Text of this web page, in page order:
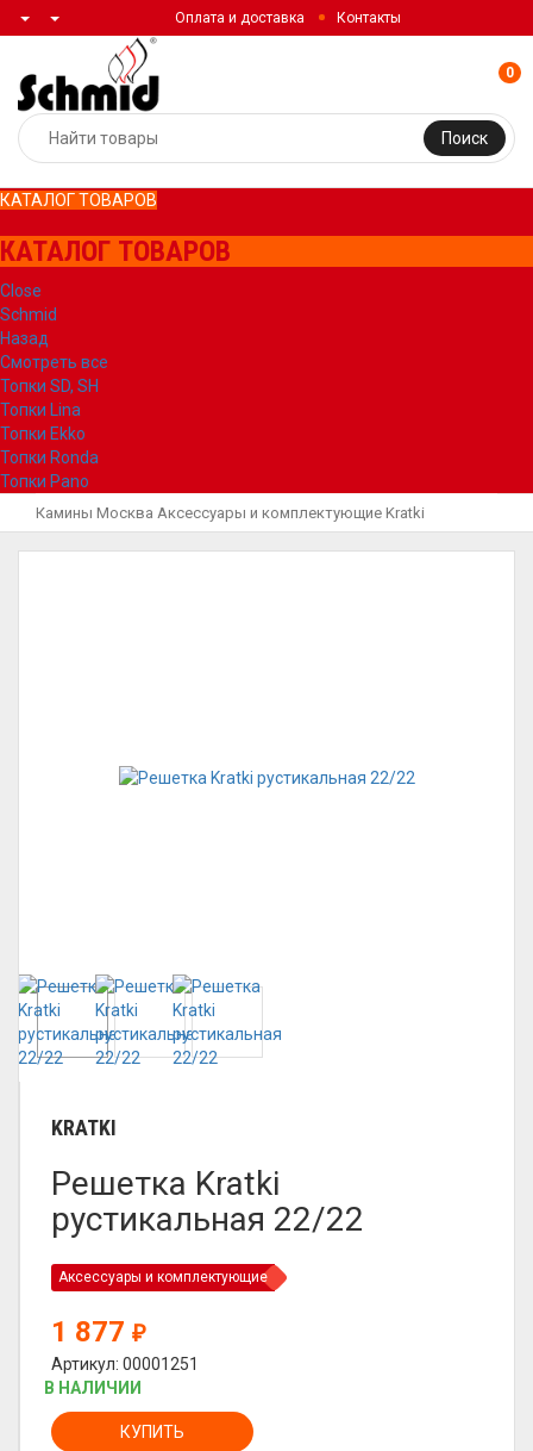
Оплата и доставка Контакты
Поиск
0
КАТАЛОГ ТОВАРОВ
КАТАЛОГ ТОВАРОВ
Close
Schmid
Назад
Смотреть все
Топки SD, SH
Топки Lina
Топки Ekko
Топки Ronda
Топки Pano
Камины Москва Аксессуары и комплектующие Kratki
KRATKI
Решетка Kratki
рустикальная 22/22
Аксессуары и комплектующие
1 877 ₽
Артикул: 00001251
В НАЛИЧИИ
КУПИТЬ